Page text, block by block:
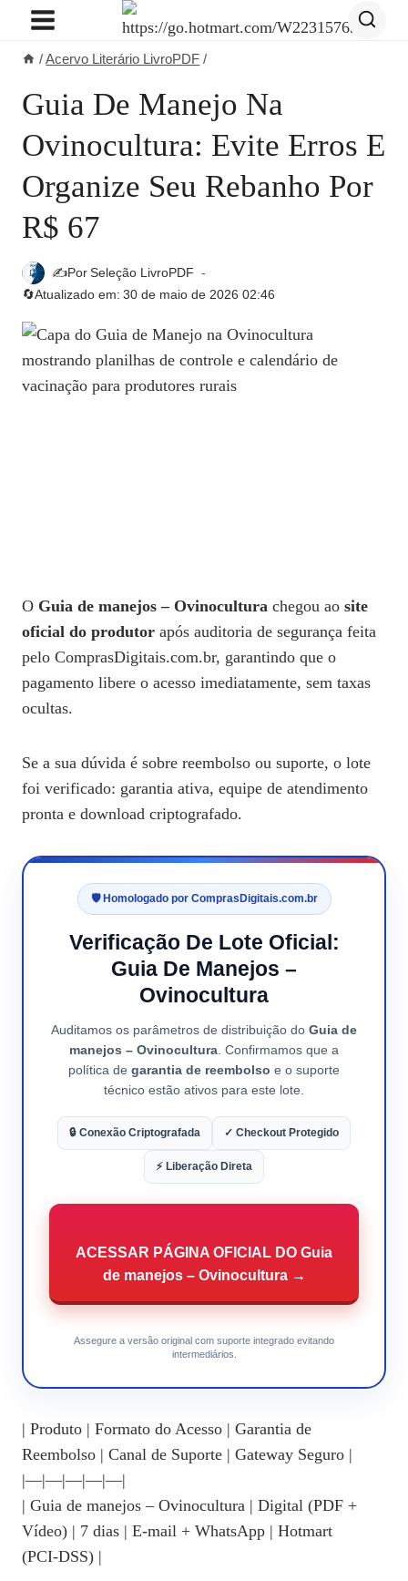
Pular
/Acervo Literário LivroPDF /
Guia De Manejo Na
Ovinocultura: Evite Erros E
Organize Seu Rebanho Por
R$ 67
✍️PorSeleção LivroPDF
🔄Atualizado em: 30 de maio de 2026 02:46
O Guia de manejos – Ovinocultura chegou ao site
oficial do produtor após auditoria de segurança feita
pelo ComprasDigitais.com.br, garantindo que o
pagamento libere o acesso imediatamente, sem taxas
ocultas.
Se a sua dúvida é sobre reembolso ou suporte, o lote
foi verificado: garantia ativa, equipe de atendimento
pronta e download criptografado.
🛡️ Homologado por ComprasDigitais.com.br
Verificação De Lote Oficial:
Guia De Manejos –
Ovinocultura
Auditamos os parâmetros de distribuição do Guia de
manejos – Ovinocultura. Confirmamos que a
política de garantia de reembolso e o suporte
técnico estão ativos para este lote.
🔒 Conexão Criptografada ✓ Checkout Protegido
⚡ Liberação Direta
ACESSAR PÁGINA OFICIAL DO Guia
de manejos – Ovinocultura →
Assegure a versão original com suporte integrado evitando
intermediários.
| Produto | Formato do Acesso | Garantia de
Reembolso | Canal de Suporte | Gateway Seguro |
|—|—|—|—|—|
| Guia de manejos – Ovinocultura | Digital (PDF +
Vídeo) | 7 dias | E‑mail + WhatsApp | Hotmart
(PCI‑DSS) |